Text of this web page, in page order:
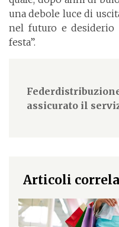
una debole luce di
nel futuro e
festa”.
assicurato il
Articoli